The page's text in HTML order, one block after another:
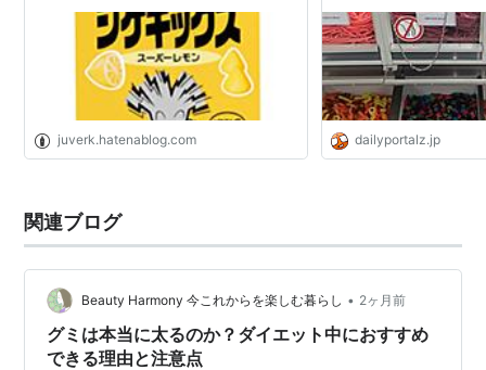
juverk.hatenablog.com dailyportalz.jp
関連ブログ
Beauty Harmony 今これからを楽しむ暮らし • 2ヶ月前
グミは本当に太るのか？ダイエット中におすすめ
できる理由と注意点